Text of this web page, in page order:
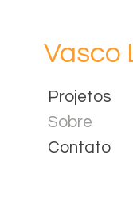
Vasco
Projetos
Sobre
Contato